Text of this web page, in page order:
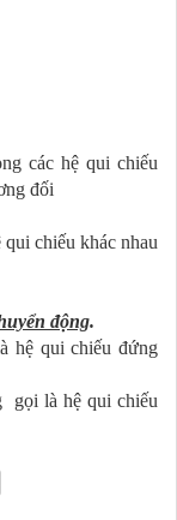
các hệ qui chiếu
đối
chiếu khác nhau
động.
hệ qui chiếu đứng
gọi là hệ qui chiếu